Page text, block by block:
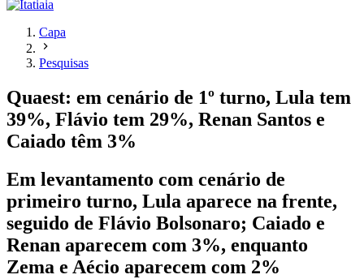
Capa
Pesquisas
Quaest: em cenário de 1º turno, Lula tem
39%, Flávio tem 29%, Renan Santos e
Caiado têm 3%
Em levantamento com cenário de
primeiro turno, Lula aparece na frente,
seguido de Flávio Bolsonaro; Caiado e
Renan aparecem com 3%, enquanto
Zema e Aécio aparecem com 2%